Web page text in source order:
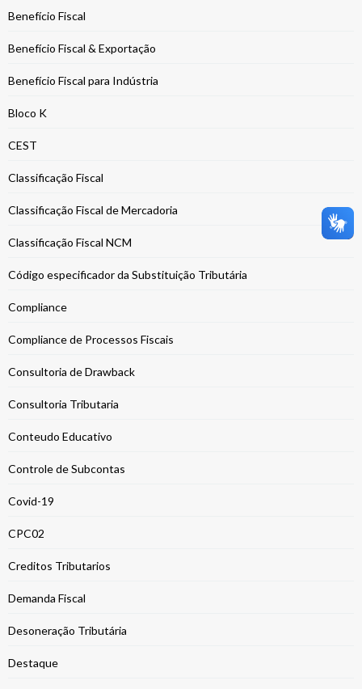
Benefício Fiscal
Benefício Fiscal & Exportação
Benefício Fiscal para Indústria
Bloco K
CEST
Classificação Fiscal
Classificação Fiscal de Mercadoria
Classificação Fiscal NCM
Código especificador da Substituição Tributária
Compliance
Compliance de Processos Fiscais
Consultoria de Drawback
Consultoria Tributaria
Conteudo Educativo
Controle de Subcontas
Covid-19
CPC02
Creditos Tributarios
Demanda Fiscal
Desoneração Tributária
Destaque